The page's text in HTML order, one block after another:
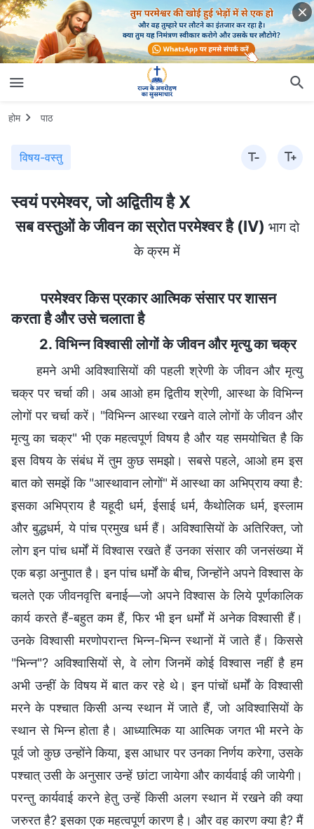
होम पाठ
विषय-वस्तु
स्वयं परमेश्वर, जो अद्वितीय है X
सब वस्तुओं के जीवन का स्रोत परमेश्वर है (IV) भाग दो
के क्रम में
परमेश्वर किस प्रकार आत्मिक संसार पर शासन
करता है और उसे चलाता है
2. विभिन्न विश्वासी लोगों के जीवन और मृत्यु का चक्र
हमने अभी अविश्वासियों की पहली श्रेणी के जीवन और मृत्यु
चक्र पर चर्चा की। अब आओ हम द्वितीय श्रेणी, आस्था के विभिन्न
लोगों पर चर्चा करें। "विभिन्न आस्था रखने वाले लोगों के जीवन और
मृत्यु का चक्र" भी एक महत्वपूर्ण विषय है और यह समयोचित है कि
इस विषय के संबंध में तुम कुछ समझो। सबसे पहले, आओ हम इस
बात को समझें कि "आस्थावान लोगों" में आस्था का अभिप्राय क्या है:
इसका अभिप्राय है यहूदी धर्म, ईसाई धर्म, कैथोलिक धर्म, इस्लाम
और बुद्धधर्म, ये पांच प्रमुख धर्म हैं। अविश्वासियों के अतिरिक्त, जो
लोग इन पांच धर्मों में विश्वास रखते हैं उनका संसार की जनसंख्या में
एक बड़ा अनुपात है। इन पांच धर्मों के बीच, जिन्होंने अपने विश्वास के
चलते एक जीवनवृत्ति बनाई—जो अपने विश्वास के लिये पूर्णकालिक
कार्य करते हैं-बहुत कम हैं, फिर भी इन धर्मों में अनेक विश्वासी हैं।
उनके विश्वासी मरणोपरान्त भिन्न-भिन्न स्थानों में जाते हैं। किससे
"भिन्न"? अविश्वासियों से, वे लोग जिनमें कोई विश्वास नहीं है हम
अभी उन्हीं के विषय में बात कर रहे थे। इन पांचों धर्मों के विश्वासी
मरने के पश्चात किसी अन्य स्थान में जाते हैं, जो अविश्वासियों के
स्थान से भिन्न होता है। आध्यात्मिक या आत्मिक जगत भी मरने के
पूर्व जो कुछ उन्होंने किया, इस आधार पर उनका निर्णय करेगा, उसके
पश्चात् उसी के अनुसार उन्हें छांटा जायेगा और कार्यवाई की जायेगी।
परन्तु कार्यवाई करने हेतु उन्हें किसी अलग स्थान में रखने की क्या
जरुरत है? इसका एक महत्वपूर्ण कारण है। और वह कारण क्या है? मैं